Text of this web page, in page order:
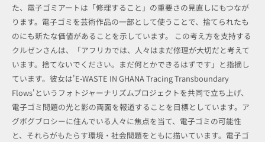
た、電子ゴミアートは「修理すること」の重要さの見直しにもつなが
ります。電子ゴミを芸術作品の一部として使うことで、捨てられたも
のにも新たな価値があることを示しています。 この考え方を支持する
クルゼンさんは、「アフリカでは、人々はまだ修理が大切だと考えて
います。捨てないでください。まだ何とかできるはずです」と指摘し
ています。彼女は'E-WASTE IN GHANA Tracing Transboundary
Flows'というフォトジャーナリズムプロジェクトを共同で立ち上げ、
電子ゴミ問題の光と影の両面を報道することを目標としています。ア
グボグブロシーに住んでいる人々に焦点を当て、電子ゴミの可能性
と、それらがもたらす環境・社会問題をともに描いています。電子ゴ